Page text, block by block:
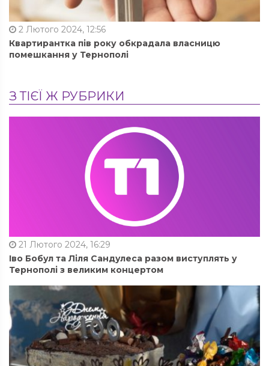
2 Лютого 2024, 12:56
Квартирантка пів року обкрадала власницю
помешкання у Тернополі
З ТІЄЇ Ж РУБРИКИ
21 Лютого 2024, 16:29
Іво Бобул та Ліля Сандулеса разом виступлять у
Тернополі з великим концертом